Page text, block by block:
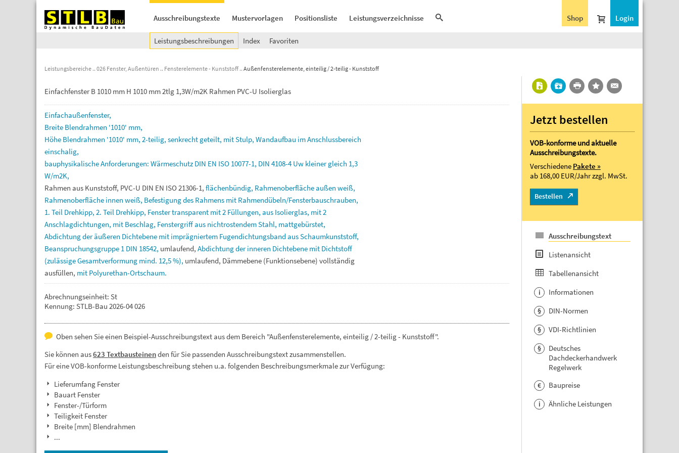
Ausschreibungstexte Mustervorlagen Positionsliste Leistungsverzeichnisse Login
Shop
Leistungsbeschreibungen Index Favoriten
Leistungsbereiche 026 Fenster, Außentüren Fensterelemente - Kunststoff Außenfensterelemente, einteilig / 2-teilig - Kunststoff
Einfachfenster B 1010 mm H 1010 mm 2tlg 1,3W/m2K Rahmen PVC-U Isolierglas
Einfachaußenfenster,
Breite Blendrahmen '1010' mm,
Höhe Blendrahmen '1010' mm, 2-teilig, senkrecht geteilt, mitStulp, Wandaufbau imAnschlussbereich
einschalig,
bauphysikalischeAnforderungen: Wärmeschutz DIN EN ISO 10077-1, DIN 4108-4 Uw kleinergleich 1,3
W/m2K,
Rahmen aus Kunststoff, PVC-U DIN EN ISO21306-1, flächenbündig, Rahmenoberflächeaußen weiß,
Rahmenoberfläche innen weiß, Befestigungdes Rahmens mit Rahmendübeln/Fensterbauschrauben,
1. Teil Drehkipp, 2. Teil Drehkipp, Fenstertransparent mit2 Füllungen, aus Isolierglas, mit2
Anschlagdichtungen, mit Beschlag, Fenstergriffaus nichtrostendemStahl, mattgebürstet,
Abdichtungderäußeren Dichtebene mit imprägniertem FugendichtungsbandausSchaumkunststoff,
Beanspruchungsgruppe 1 DIN 18542, umlaufend, Abdichtungderinneren Dichtebene mit Dichtstoff
(zulässigeGesamtverformung mind. 12,5%), umlaufend, Dämmebene (Funktionsebene) vollständig
ausfüllen, mit Polyurethan-Ortschaum.
Abrechnungseinheit: St
Kennung: STLB-Bau 2026-04 026
Oben sehen Sie einen Beispiel-Ausschreibungstext aus dem Bereich "Außenfensterelemente, einteilig / 2-teilig - Kunststoff".
Sie können aus623 Textbausteinenden für Sie passenden Ausschreibungstext zusammenstellen.
Für eine VOB-konforme Leistungsbeschreibung stehen u.a. folgenden Beschreibungsmerkmale zur Verfügung:
Lieferumfang Fenster
Bauart Fenster
Fenster-/Türform
Teiligkeit Fenster
Breite [mm] Blendrahmen
...
Jetzt bestellen
VOB-konforme und aktuelle
Ausschreibungstexte.
Verschiedene Pakete »
ab 168,00 EUR/Jahrzzgl. MwSt.
Bestellen
Ausschreibungstext
Listenansicht
Tabellenansicht
i Informationen
§ DIN-Normen
§ VDI-Richtlinien
§
Deutsches
Dachdeckerhandwerk
Regelwerk
€ Baupreise
i Ähnliche Leistungen